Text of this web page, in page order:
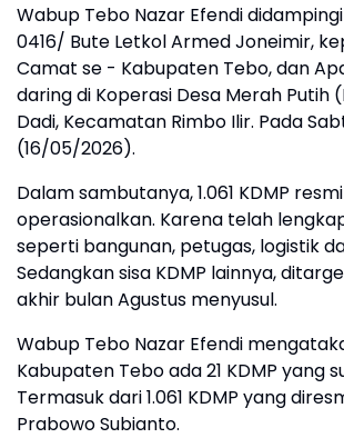
Wabup Tebo Nazar Efendi
0416/ Bute Letkol Armed Joneimir,
Camat se - Kabupaten Tebo, dan
daring di Koperasi Desa Merah Putih
Dadi, Kecamatan Rimbo Ilir. Pada
(16/05/2026).
Dalam sambutanya, 1.061 KDMP
operasionalkan. Karena telah
seperti bangunan, petugas, logistik
Sedangkan sisa KDMP lainnya,
akhir bulan Agustus menyusul.
Wabup Tebo Nazar Efendi
Kabupaten Tebo ada 21 KDMP yang
Termasuk dari 1.061 KDMP yang
Prabowo Subianto.